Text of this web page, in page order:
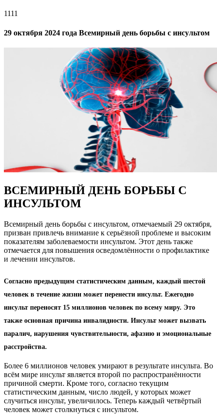
1111
29 октября 2024 года Всемирный день борьбы с инсультом
ВСЕМИРНЫЙ ДЕНЬ БОРЬБЫ С
ИНСУЛЬТОМ
Всемирный день борьбы с инсультом, отмечаемый 29 октября,
призван привлечь внимание к серьёзной проблеме и высоким
показателям заболеваемости инсультом. Этот день также
отмечается для повышения осведомлённости о профилактике
и лечении инсультов.
Согласно предыдущим статистическим данным, каждый шестой
человек в течение жизни может перенести инсульт. Ежегодно
инсульт переносят 15 миллионов человек по всему миру. Это
также основная причина инвалидности. Инсульт может вызвать
паралич, нарушения чувствительности, афазию и эмоциональные
расстройства.
Более 6 миллионов человек умирают в результате инсульта. Во
всём мире инсульт является второй по распространённости
причиной смерти. Кроме того, согласно текущим
статистическим данным, число людей, у которых может
случиться инсульт, увеличилось. Теперь каждый четвёртый
человек может столкнуться с инсультом.